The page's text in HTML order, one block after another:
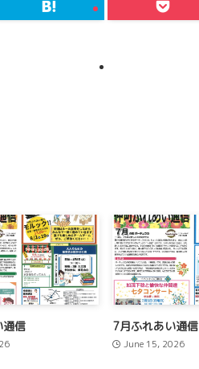
通信 7月ふれあい通信
June 15, 2026